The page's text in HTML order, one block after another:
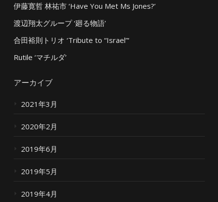
伊藤寛哲 林祐市 ‘Have You Met Ms Jones?’
渡辺翔太グループ ‘廻る物語’
合田裕則トリオ ‘Tribute to “Israel”‘
Rutile ‘マチルダ’
アーカイブ
2021年3月
2020年2月
2019年6月
2019年5月
2019年4月